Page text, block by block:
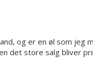
og er en øl som jeg
det store salg bliver